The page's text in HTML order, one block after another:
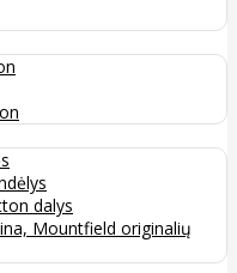
dalys
Mountfield originalių